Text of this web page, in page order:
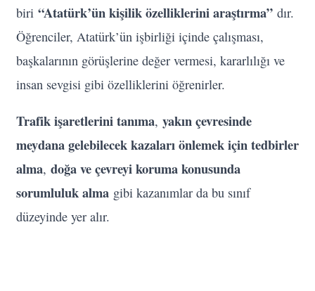
biri “Atatürk’ün kişilik özelliklerini araştırma” dır.
Öğrenciler, Atatürk’ün işbirliği içinde çalışması,
başkalarının görüşlerine değer vermesi, kararlılığı ve
insan sevgisi gibi özelliklerini öğrenirler.
Trafik işaretlerini tanıma, yakın çevresinde
meydana gelebilecek kazaları önlemek için tedbirler
alma, doğa ve çevreyi koruma konusunda
sorumluluk alma gibi kazanımlar da bu sınıf
düzeyinde yer alır.